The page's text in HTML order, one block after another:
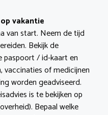
vakantie
van start. Neem de tijd
Bekijk de
paspoort / id-kaart en
of medicijnen
worden geadviseerd.
is te bekijken op
Bepaal welke